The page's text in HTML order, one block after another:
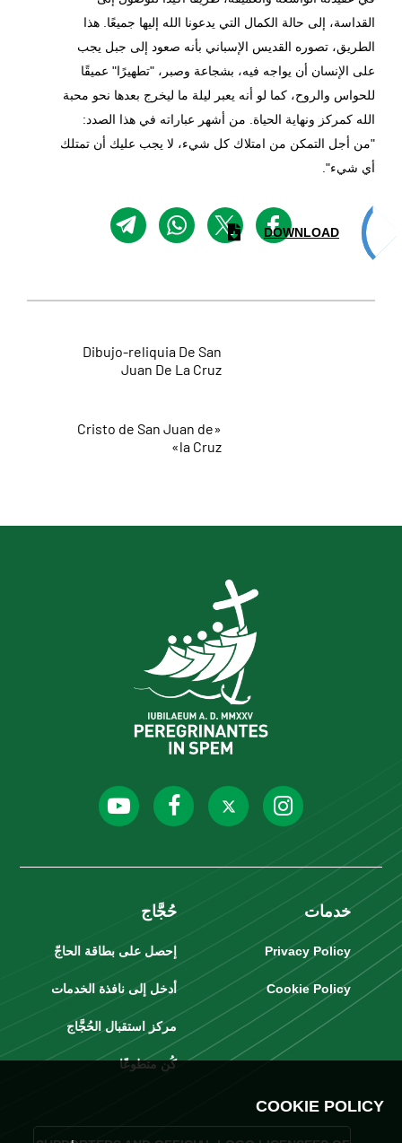
القداسة، إلى حالة الكمال التي يدعونا الله إليها جميعًا. هذا
الطريق، تصوره القديس الإسباني بأنه صعود إلى جبل يجب
على الإنسان أن يواجه فيه، بشجاعة وصبر، "تطهيرًا" عميقًا
للحواس والروح، كما لو أنه يعبر ليلة ما ليخرج بعدها نحو محبة
الله كمركز ونهاية الحياة. من أشهر عباراته في هذا الصدد:
"من أجل التمكن من امتلاك كل شيء، لا يجب عليك أن تمتلك
أي شيء".
DOWNLOAD
Dibujo-reliquia De San
Juan De La Cruz
«Cristo de San Juan de
la Cruz»
خدمات
Privacy Policy
Cookie Policy
حُجَّاج
إحصل على بطاقة الحاجّ
أدخل إلى نافذة الخدمات
مركز استقبال الحُجَّاج
كُن متطوعًا
COOKIE POLICY